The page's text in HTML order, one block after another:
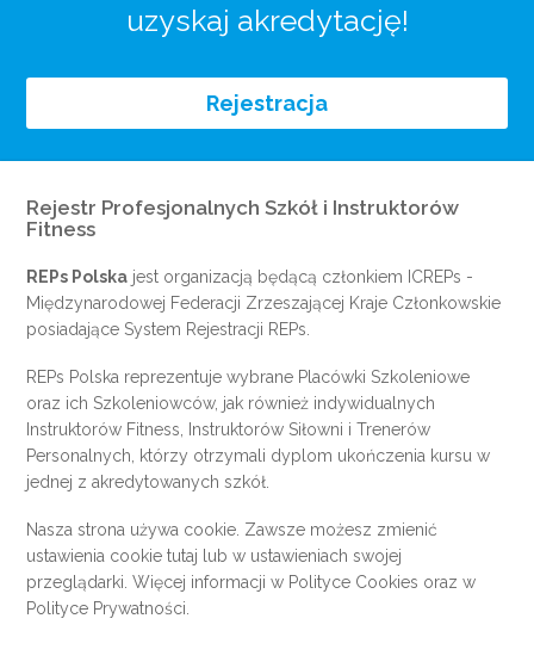
uzyskaj akredytację!
Rejestracja
Rejestr Profesjonalnych Szkół i Instruktorów
Fitness
REPs Polska jest organizacją będącą członkiem ICREPs -
Międzynarodowej Federacji Zrzeszającej Kraje Członkowskie
posiadające System Rejestracji REPs.
REPs Polska reprezentuje wybrane Placówki Szkoleniowe
oraz ich Szkoleniowców, jak również indywidualnych
Instruktorów Fitness, Instruktorów Siłowni i Trenerów
Personalnych, którzy otrzymali dyplom ukończenia kursu w
jednej z akredytowanych szkół.
Nasza strona używa cookie. Zawsze możesz zmienić
ustawienia cookietutaj lub w ustawieniach swojej
przeglądarki. Więcej informacji w Polityce Cookies oraz w
Polityce Prywatności